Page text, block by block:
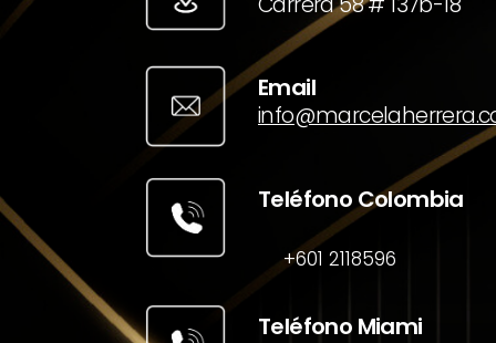
Email
Teléfono Colombia
+601 2118596
Teléfono Miami